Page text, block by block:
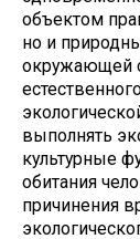
объектом
но и
окружающей
выполнять
культурные
обитания
причинения